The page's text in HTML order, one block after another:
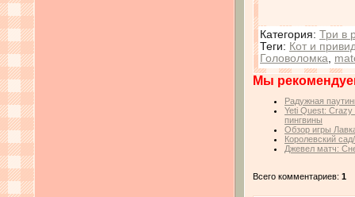
Категория: Три в
Теги: Кот и
Головоломка
Мы
Радужная
Yeti Quest:
пингвины
Обзор игры
Королевский
Джевел матч:
Всего комментариев: 1